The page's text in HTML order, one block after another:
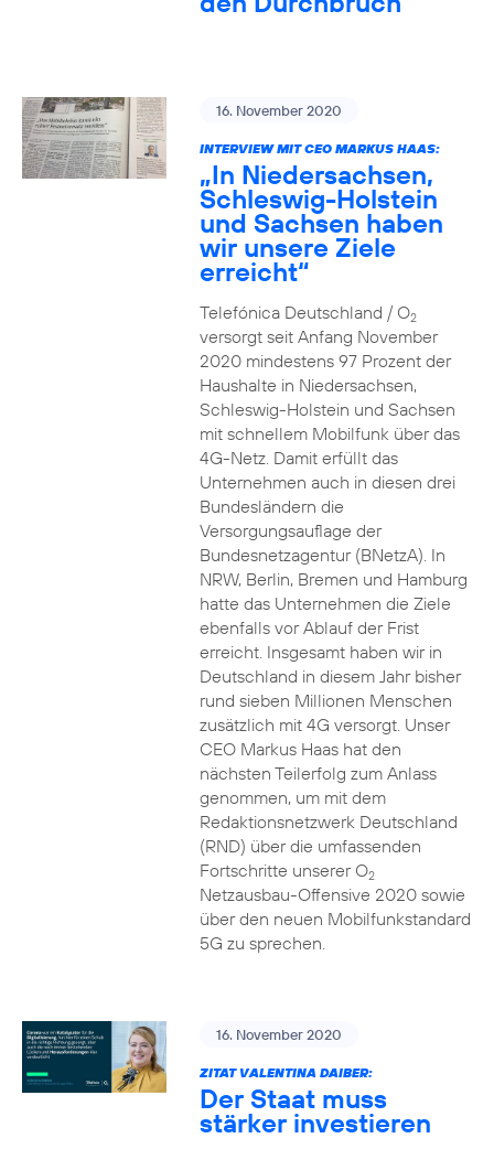
16. November 2020
INTERVIEW MIT CEO MARKUS HAAS:
„In Niedersachsen,
Schleswig-Holstein
und Sachsen haben
wir unsere Ziele
erreicht“
Telefónica Deutschland / O2
versorgt seit Anfang November
2020 mindestens 97 Prozent der
Haushalte in Niedersachsen,
Schleswig-Holstein und Sachsen
mit schnellem Mobilfunk über das
4G-Netz. Damit erfüllt das
Unternehmen auch in diesen drei
Bundesländern die
Versorgungsauflage der
Bundesnetzagentur (BNetzA). In
NRW, Berlin, Bremen und Hamburg
hatte das Unternehmen die Ziele
ebenfalls vor Ablauf der Frist
erreicht. Insgesamt haben wir in
Deutschland in diesem Jahr bisher
rund sieben Millionen Menschen
zusätzlich mit 4G versorgt. Unser
CEO Markus Haas hat den
nächsten Teilerfolg zum Anlass
genommen, um mit dem
Redaktionsnetzwerk Deutschland
(RND) über die umfassenden
Fortschritte unserer O2
Netzausbau-Offensive 2020 sowie
über den neuen Mobilfunkstandard
5G zu sprechen.
16. November 2020
ZITAT VALENTINA DAIBER:
Der Staat muss
stärker investieren